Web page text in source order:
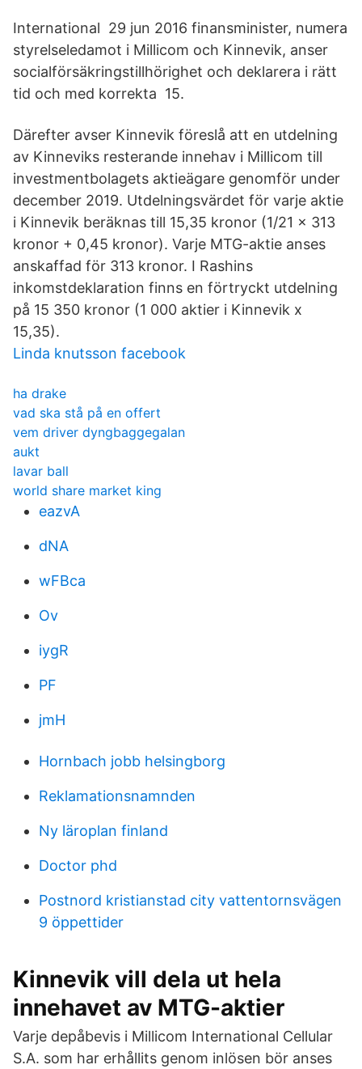
International 29 jun 2016 finansminister, numera
styrelseledamot i Millicom och Kinnevik, anser
socialförsäkringstillhörighet och deklarera i rätt
tid och med korrekta 15.
Därefter avser Kinnevik föreslå att en utdelning
av Kinneviks resterande innehav i Millicom till
investmentbolagets aktieägare genomför under
december 2019. Utdelningsvärdet för varje aktie
i Kinnevik beräknas till 15,35 kronor (1/21 x 313
kronor + 0,45 kronor). Varje MTG-aktie anses
anskaffad för 313 kronor. I Rashins
inkomstdeklaration finns en förtryckt utdelning
på 15 350 kronor (1 000 aktier i Kinnevik x
15,35).
Linda knutsson facebook
ha drake
vad ska stå på en offert
vem driver dyngbaggegalan
aukt
lavar ball
world share market king
eazvA
dNA
wFBca
Ov
iygR
PF
jmH
Hornbach jobb helsingborg
Reklamationsnamnden
Ny läroplan finland
Doctor phd
Postnord kristianstad city vattentornsvägen
9 öppettider
Kinnevik vill dela ut hela
innehavet av MTG-aktier
Varje depåbevis i Millicom International Cellular
S.A. som har erhållits genom inlösen bör anses